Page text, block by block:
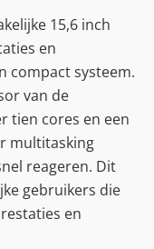
15,6 inch
en
compact systeem.
van de
tien cores en een
multitasking
reageren. Dit
gebruikers die
en